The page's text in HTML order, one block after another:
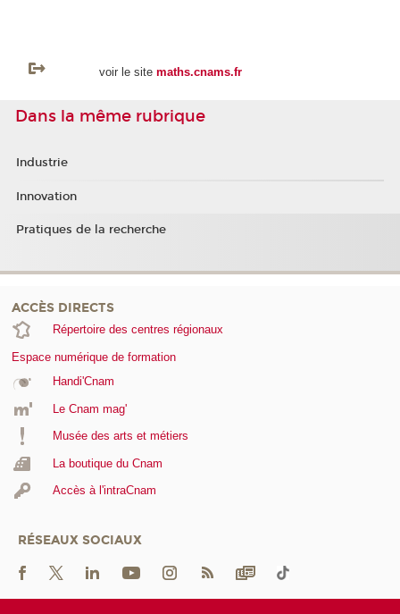
voir le site maths.cnams.fr
Dans la même rubrique
Industrie
Innovation
Pratiques de la recherche
ACCÈS DIRECTS
Répertoire des centres régionaux
Espace numérique de formation
Handi'Cnam
Le Cnam mag'
Musée des arts et métiers
La boutique du Cnam
Accès à l'intraCnam
RÉSEAUX SOCIAUX